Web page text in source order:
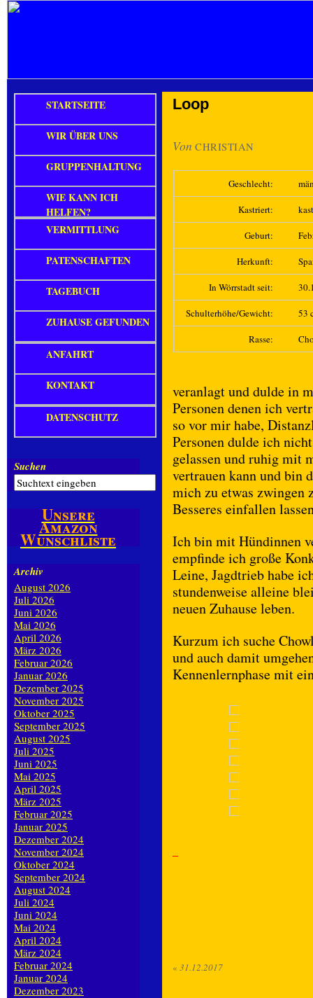
Loop
Von CHRISTIAN
Geschlecht:
Kastriert:
Geburt:
Herkunft:
In Wörrstadt seit:
Schulterhöhe/Gewicht: 53
Rasse:
veranlagt und dulde in
Personen denen ich
so vor mir habe,
Personen dulde ich
gelassen und ruhig mit
vertrauen kann und bin
mich zu etwas zwingen
Besseres einfallen
Ich bin mit Hündinnen
empfinde ich große
Leine, Jagdtrieb habe
stundenweise alleine
neuen Zuhause leben.
Kurzum ich suche
und auch damit
Kennenlernphase mit
« 31.12.2017
STARTSEITE
WIR ÜBER UNS
GRUPPENHALTUNG
WIE KANN ICH
HELFEN?
VERMITTLUNG
PATENSCHAFTEN
TAGEBUCH
ZUHAUSE GEFUNDEN
ANFAHRT
KONTAKT
DATENSCHUTZ
Suchen
Unsere
Amazon
Wunschliste
Archiv
August 2026
Juli 2026
Juni 2026
Mai 2026
April 2026
März 2026
Februar 2026
Januar 2026
Dezember 2025
November 2025
Oktober 2025
September 2025
August 2025
Juli 2025
Juni 2025
Mai 2025
April 2025
März 2025
Februar 2025
Januar 2025
Dezember 2024
November 2024
Oktober 2024
September 2024
August 2024
Juli 2024
Juni 2024
Mai 2024
April 2024
März 2024
Februar 2024
Januar 2024
Dezember 2023